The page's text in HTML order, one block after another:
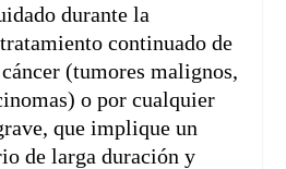
durante la
continuado de
(tumores malignos,
o por cualquier
que implique un
de larga duración y